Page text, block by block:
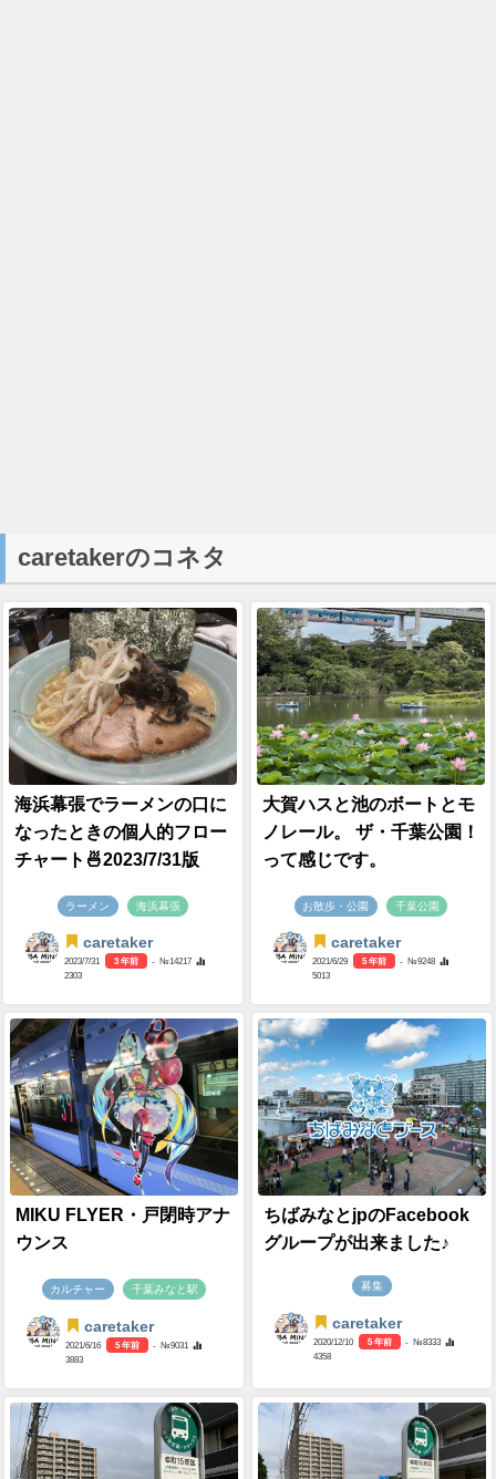
caretakerのコネタ
海浜幕張でラーメンの口に
なったときの個人的フロー
チャート🍜2023/7/31版
ラーメン 海浜幕張
caretaker
2023/7/31 3 年前
- №14217
2303
大賀ハスと池のボートとモ
ノレール。 ザ・千葉公園！
って感じです。
お散歩・公園 千葉公園
caretaker
2021/6/29 5 年前
- №9248
5013
MIKU FLYER・戸閉時アナ
ウンス
カルチャー 千葉みなと駅
caretaker
2021/6/16 5 年前
- №9031
3883
ちばみなとjpのFacebook
グループが出来ました♪
募集
caretaker
2020/12/10 5 年前
- №8333
4358